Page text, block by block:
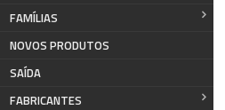
FAMÍLIAS
NOVOS PRODUTOS
SAÍDA
FABRICANTES